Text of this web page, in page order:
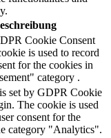
Cookie Consent
is used to record
for the cookies in
category .
set by GDPR Cookie
The cookie is used
consent for the
category "Analytics".